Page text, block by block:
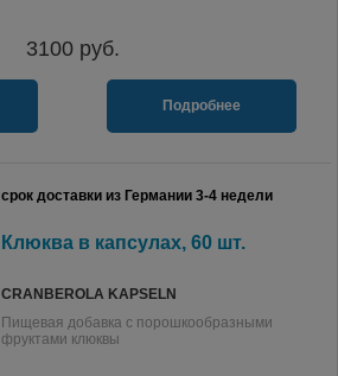
3100руб.
Подробнее
срок доставки из Германии 3-4 недели
Клюква в капсулах, 60 шт.
CRANBEROLA KAPSELN
Пищевая добавка с порошкообразными
фруктами клюквы